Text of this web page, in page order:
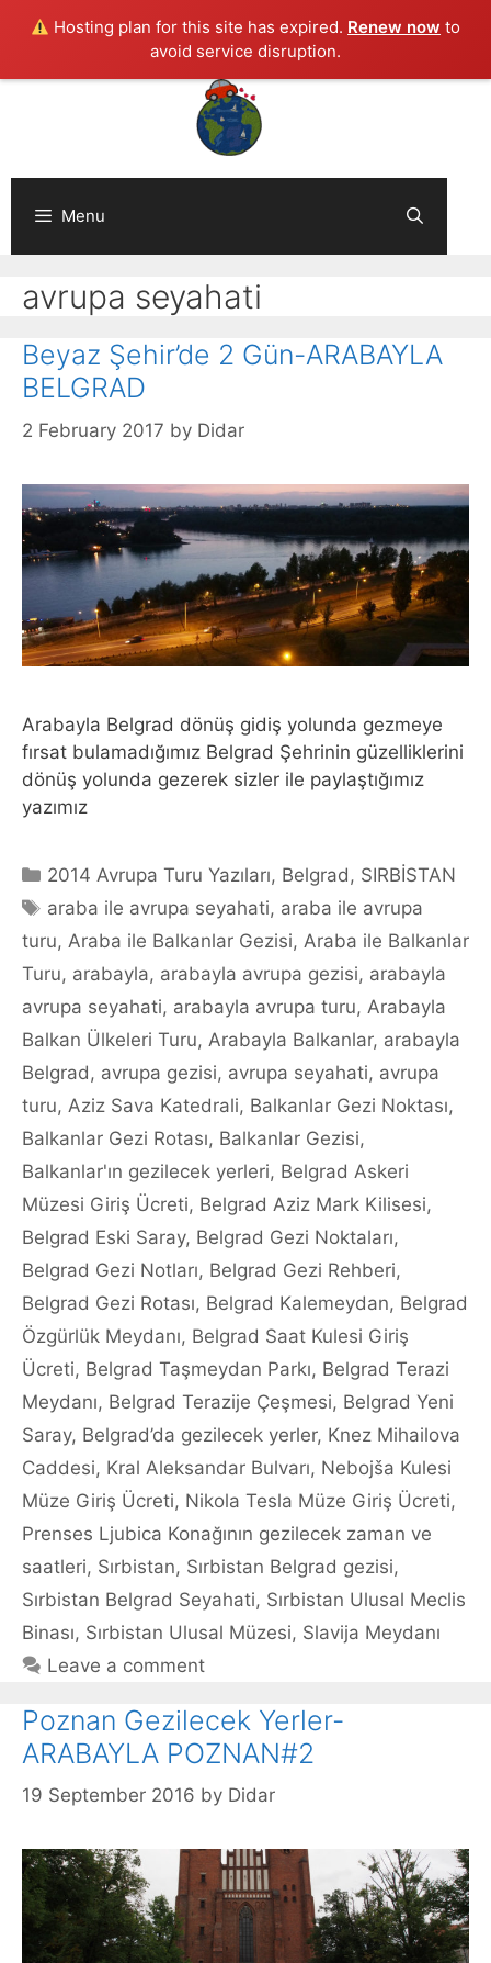
Hosting plan for this site has expired. Renew now to
avoid service disruption.
Menu
avrupa seyahati
Beyaz Şehir’de 2 Gün-ARABAYLA
BELGRAD
2 February 2017 by Didar
Arabayla Belgrad dönüş gidiş yolunda gezmeye
fırsat bulamadığımız Belgrad Şehrinin güzelliklerini
dönüş yolunda gezerek sizler ile paylaştığımız
yazımız
Categories
2014 Avrupa Turu Yazıları, Belgrad , SIRBİSTAN
Tags
araba ile avrupa seyahati, araba ile avrupa
turu, Araba ile Balkanlar Gezisi, Araba ile Balkanlar
Turu, arabayla, arabayla avrupa gezisi, arabayla
avrupa seyahati, arabayla avrupa turu, Arabayla
Balkan Ülkeleri Turu, Arabayla Balkanlar, arabayla
Belgrad , avrupa gezisi, avrupa seyahati, avrupa
turu, Aziz Sava Katedrali, Balkanlar Gezi Noktası,
Balkanlar Gezi Rotası, Balkanlar Gezisi,
Balkanlar'ın gezilecek yerleri, Belgrad Askeri
Müzesi Giriş Ücreti, Belgrad Aziz Mark Kilisesi,
Belgrad Eski Saray, Belgrad Gezi Noktaları,
Belgrad Gezi Notları, Belgrad Gezi Rehberi,
Belgrad Gezi Rotası, Belgrad Kalemeydan, Belgrad
Özgürlük Meydanı, Belgrad Saat Kulesi Giriş
Ücreti, Belgrad Taşmeydan Parkı, Belgrad Terazi
Meydanı, Belgrad Terazije Çeşmesi, Belgrad Yeni
Saray, Belgrad’da gezilecek yerler, Knez Mihailova
Caddesi, Kral Aleksandar Bulvarı, Nebojša Kulesi
Müze Giriş Ücreti, Nikola Tesla Müze Giriş Ücreti,
Prenses Ljubica Konağının gezilecek zaman ve
saatleri, Sırbistan, Sırbistan Belgrad gezisi,
Sırbistan Belgrad Seyahati, Sırbistan Ulusal Meclis
Binası, Sırbistan Ulusal Müzesi, Slavija Meydanı
Leave a comment
Poznan Gezilecek Yerler-
ARABAYLA POZNAN#2
19 September 2016 by Didar